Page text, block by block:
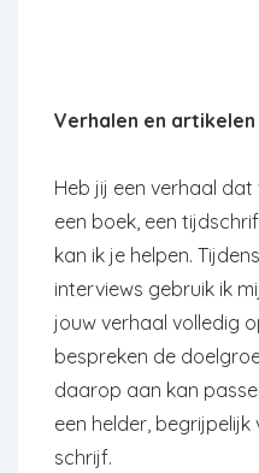
Verhalen en artikelen
Heb jij een verhaal
een boek, een
kan ik je helpen.
interviews gebruik ik
jouw verhaal volledig
bespreken de
daarop aan kan
een helder,
schrijf.